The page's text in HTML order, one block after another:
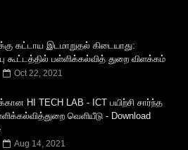
கட்டாய இடமாறுதல் கிடையாது:
கூட்டத்தில் பள்ளிக்கல்வித் துறை விளக்கம்
Oct 22, 2021
HI TECH LAB - ICT பயிற்சி சார்ந்த
வெளியீடு - Download
Aug 14, 2021